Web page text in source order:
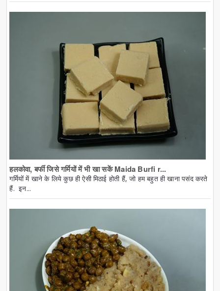
हलकोवा, बर्फी जिसे गर्मियों में भी खा सकें Maida Burfi r...
गर्मियों में खाने के लिये कुछ ही ऐसी मिठाई होती हैं, जो हम बहुत ही खाना पसंद करते
हैं. इन...